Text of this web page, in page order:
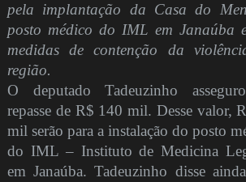
pela implantação da Casa do
posto médico do IML em Janaúba
medidas de contenção da
região.
O deputado Tadeuzinho
repasse de R$ 140 mil. Desse valor,
mil serão para a instalação do posto
do IML – Instituto de Medicina
em Janaúba. Tadeuzinho disse